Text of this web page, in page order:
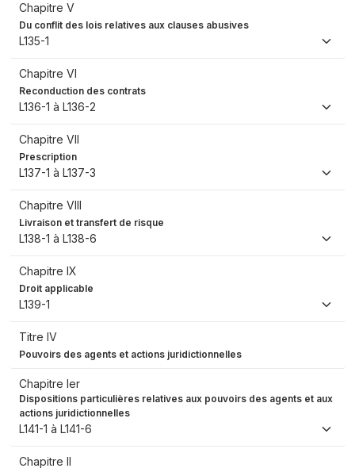
Chapitre V
Du conflit des lois relatives aux clauses abusives
L135-1
Chapitre VI
Reconduction des contrats
L136-1 à L136-2
Chapitre VII
Prescription
L137-1 à L137-3
Chapitre VIII
Livraison et transfert de risque
L138-1 à L138-6
Chapitre IX
Droit applicable
L139-1
Titre IV
Pouvoirs des agents et actions juridictionnelles
Chapitre Ier
Dispositions particulières relatives aux pouvoirs des agents et aux
actions juridictionnelles
L141-1 à L141-6
Chapitre II